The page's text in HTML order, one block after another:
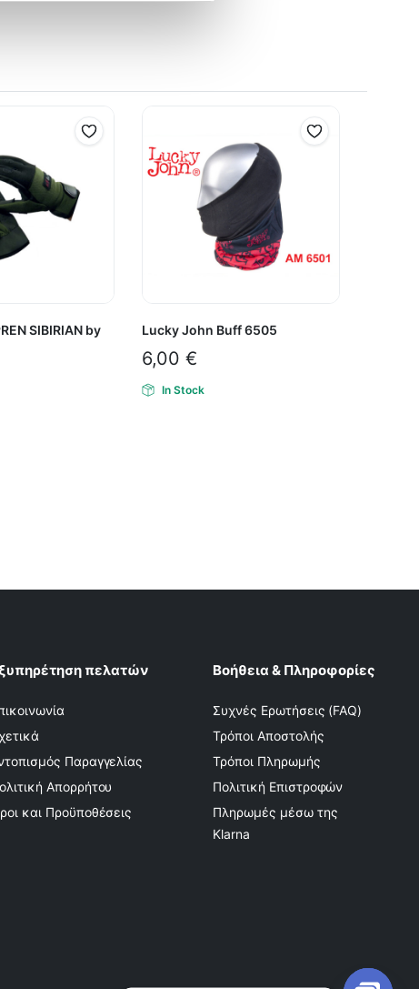
SIBIRIAN by
Lucky John Buff 6505
6,00 €
In Stock
πελατών
Παραγγελίας
Απορρήτου
και Προϋποθέσεις
Βοήθεια & Πληροφορίες
Συχνές Ερωτήσεις (FAQ)
Τρόποι Αποστολής
Τρόποι Πληρωμής
Πολιτική Επιστροφών
Πληρωμές μέσω της
Klarna